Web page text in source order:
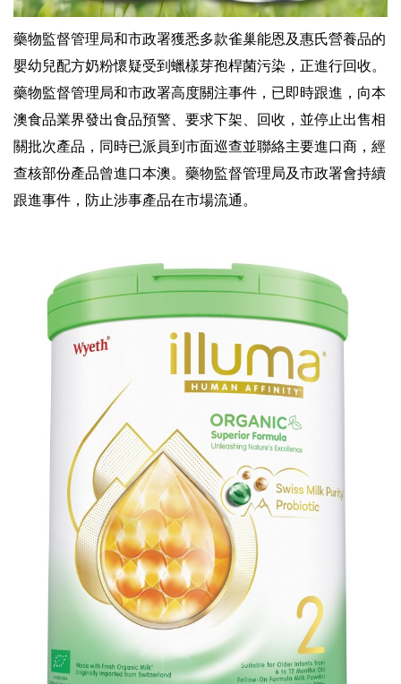
藥物監督管理局和市政署獲悉多款雀巢能恩及惠氏營養品的
嬰幼兒配方奶粉懷疑受到蠟樣芽孢桿菌污染，正進行回收。
藥物監督管理局和市政署高度關注事件，已即時跟進，向本
澳食品業界發出食品預警、要求下架、回收，並停止出售相
關批次產品，同時已派員到市面巡查並聯絡主要進口商，經
查核部份產品曾進口本澳。藥物監督管理局及市政署會持續
跟進事件，防止涉事產品在市場流通。